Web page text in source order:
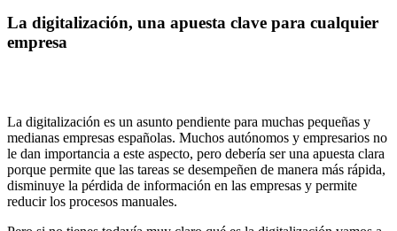
La digitalización, una apuesta clave para cualquier
empresa
La digitalización es un asunto pendiente para muchas pequeñas y
medianas empresas españolas. Muchos autónomos y empresarios no
le dan importancia a este aspecto, pero debería ser una apuesta clara
porque permite que las tareas se desempeñen de manera más rápida,
disminuye la pérdida de información en las empresas y permite
reducir los procesos manuales.